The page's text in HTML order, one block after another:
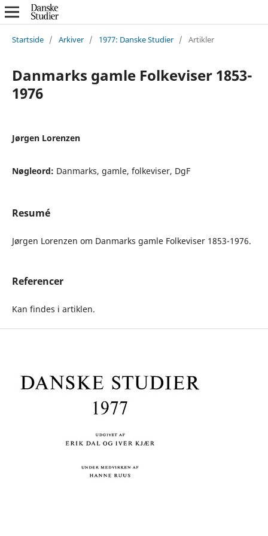
Startside / Arkiver / 1977: Danske Studier / Artikler
Danmarks gamle Folkeviser 1853-
1976
Jørgen Lorenzen
Nøgleord: Danmarks, gamle, folkeviser, DgF
Resumé
Jørgen Lorenzen om Danmarks gamle Folkeviser 1853-1976.
Referencer
Kan findes i artiklen.